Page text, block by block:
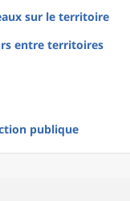
sur le territoire
entre territoires
publique